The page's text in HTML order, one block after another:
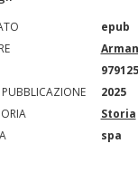
epub
2025
Storia
spa